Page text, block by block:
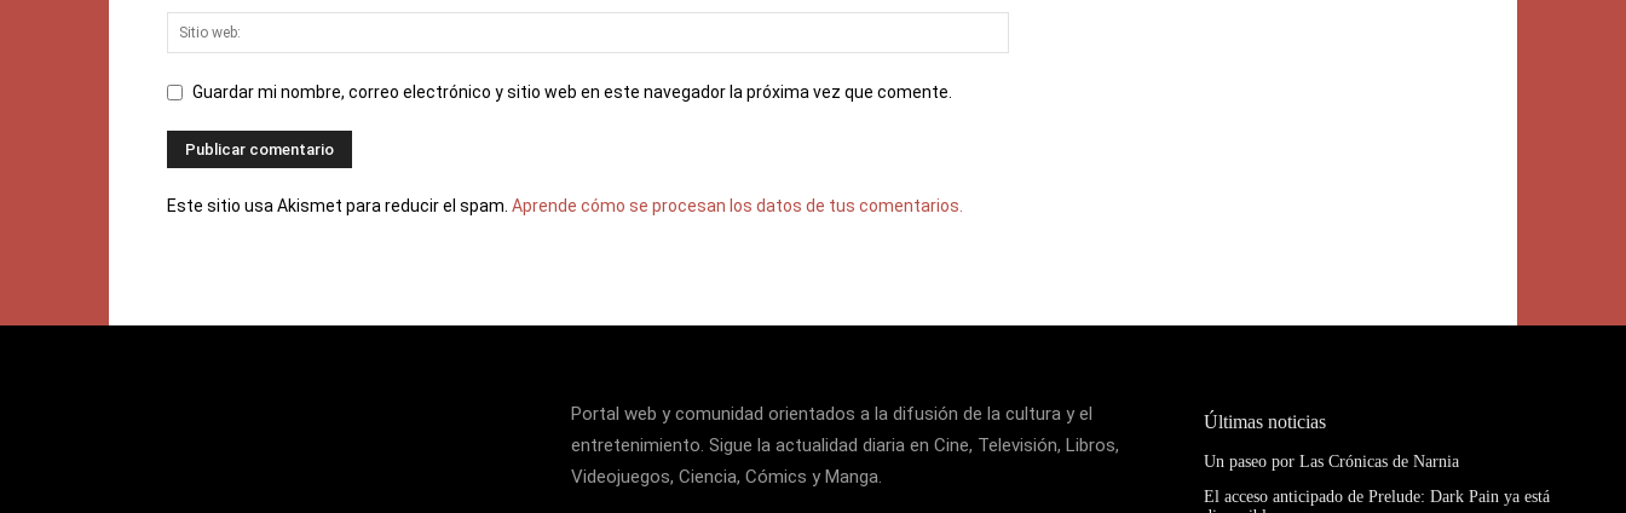
Guardar mi nombre, correo electrónico y sitio web en este navegador la próxima vez que comente.
Este sitio usa Akismet para reducir el spam. Aprende cómo se procesan los datos de tus comentarios.
Portal web y comunidad orientados a la difusión de la cultura y el
entretenimiento. Sigue la actualidad diaria en Cine, Televisión, Libros,
Videojuegos, Ciencia, Cómics y Manga.
Últimas noticias
Un paseo por Las Crónicas de Narnia
El acceso anticipado de Prelude: Dark Pain ya está